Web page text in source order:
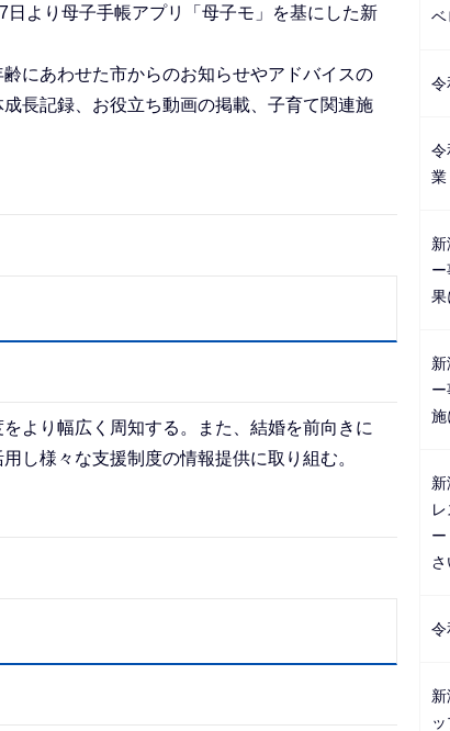
より母子手帳アプリ「母子モ」を基にした新
にあわせた市からのお知らせやアドバイスの
長記録、お役立ち動画の掲載、子育て関連施
より幅広く周知する。また、結婚を前向きに
し様々な支援制度の情報提供に取り組む。
ベ
令
業
果
施